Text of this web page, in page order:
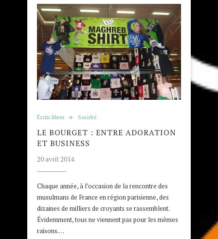
Écrits libres Société
LE BOURGET : ENTRE ADORATION
ET BUSINESS
20 avril 2014
Chaque année, à l’occasion de la rencontre des
musulmans de France en région parisienne, des
dizaines de milliers de croyants se rassemblent.
Évidemment, tous ne viennent pas pour les mêmes
raisons.…